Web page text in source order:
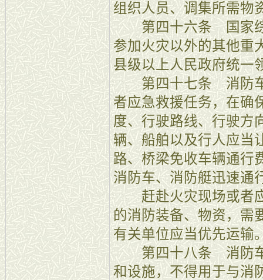
组织人员、调集所需物
第四十六条 国家综
参加火灾以外的其他重
县级以上人民政府统一
第四十七条 消防车
者应急救援任务，在确
度、行驶路线、行驶方
辆、船舶以及行人应当
路、桥梁免收车辆通行
消防车、消防艇迅速通
赶赴火灾现场或者应
的消防装备、物资，需
有关单位应当优先运输
第四十八条 消防车
和设施，不得用于与消